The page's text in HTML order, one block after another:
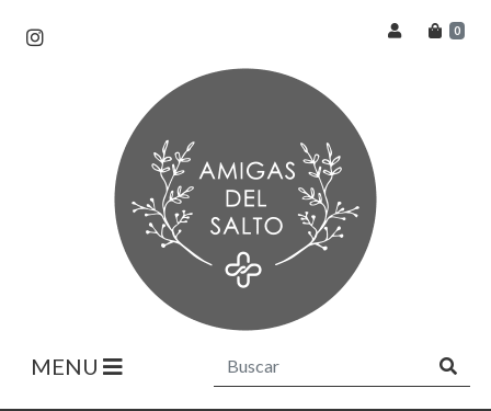
0
MENU